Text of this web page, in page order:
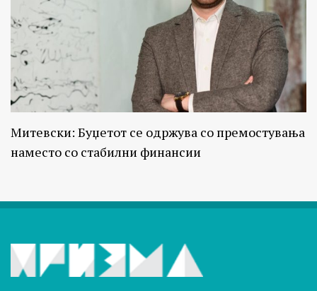
Митевски: Буџетот се одржува со премостувања
наместо со стабилни финансии